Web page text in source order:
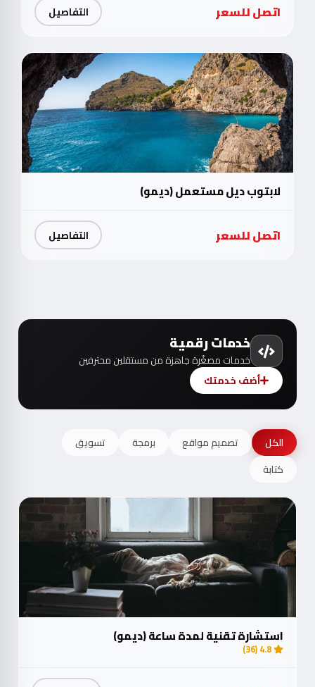
اتصل للسعر التفاصيل
لابتوب ديل مستعمل (ديمو)
اتصل للسعر التفاصيل
خدمات رقمية
خدمات مصغّرة جاهزة من مستقلين محترفين
أضف خدمتك
الكل تصميم مواقع برمجة
تسويق
كتابة
استشارة تقنية لمدة ساعة (ديمو)
4.8 (36)